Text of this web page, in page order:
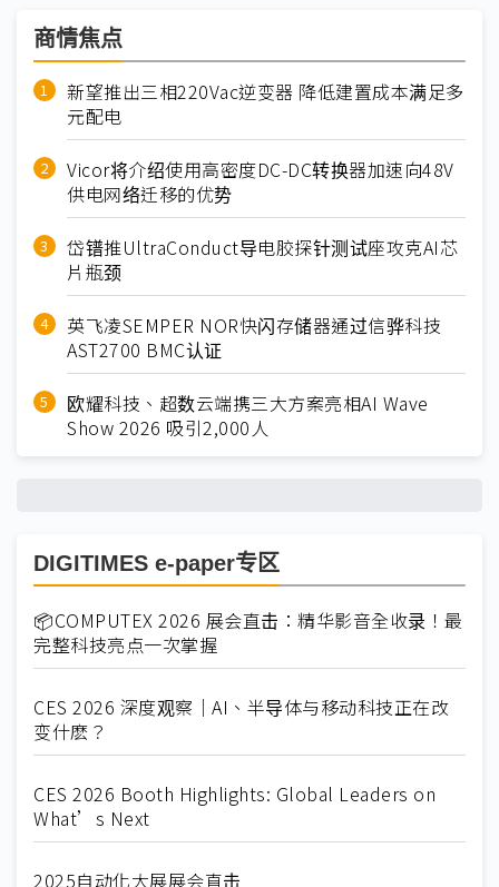
商情焦点
新望推出三相220Vac逆变器 降低建置成本满足多
元配电
Vicor将介绍使用高密度DC-DC转换器加速向48V
供电网络迁移的优势
岱镨推UltraConduct导电胶探针测试座攻克AI芯
片瓶颈
英飞凌SEMPER NOR快闪存储器通过信骅科技
AST2700 BMC认证
欧耀科技、超数云端携三大方案亮相AI Wave
Show 2026 吸引2,000人
DIGITIMES e-paper专区
📦COMPUTEX 2026 展会直击：精华影音全收录！最
完整科技亮点一次掌握
CES 2026 深度观察｜AI、半导体与移动科技正在改
变什麽？
CES 2026 Booth Highlights: Global Leaders on
What’s Next
2025自动化大展展会直击